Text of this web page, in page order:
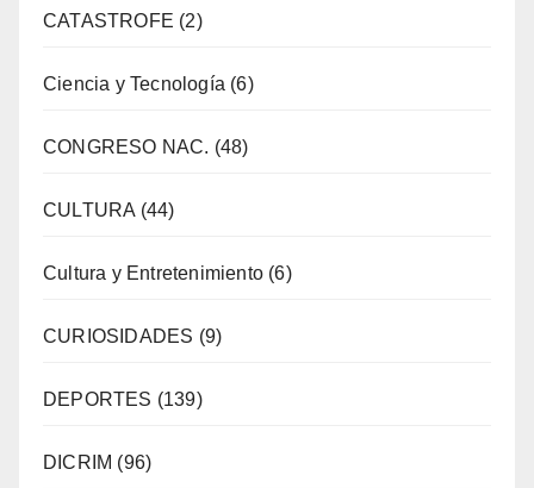
CATASTROFE (2)
Ciencia y Tecnología (6)
CONGRESO NAC. (48)
CULTURA (44)
Cultura y Entretenimiento (6)
CURIOSIDADES (9)
DEPORTES (139)
DICRIM (96)